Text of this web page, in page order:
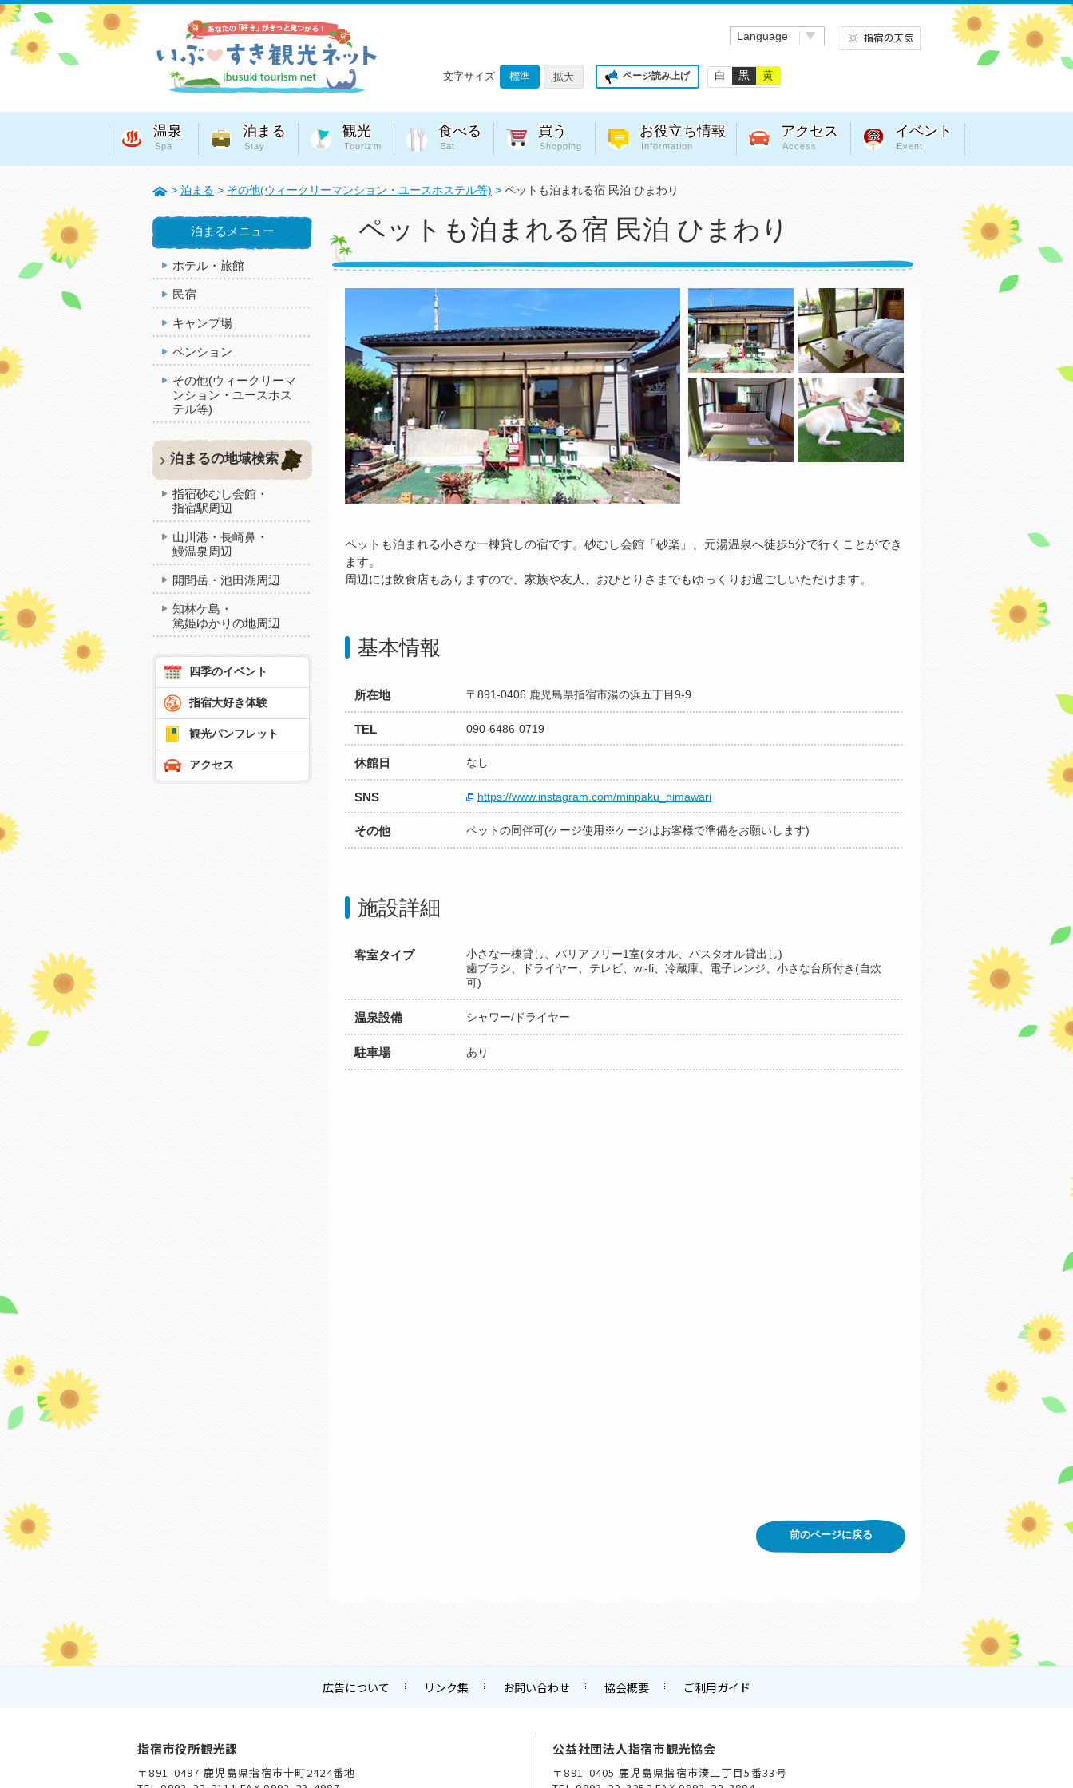
Language
文字サイズ 標準 拡大 ページ読み上げ 白 黒 黄
温泉
Spa
泊まる
Stay
観光
Tourizm
食べる
Eat
買う
Shopping
お役立ち情報
Information
アクセス
Access
イベント
Event
> 泊まる > その他(ウィークリーマンション・ユースホステル等) > ペットも泊まれる宿 民泊 ひまわり
ペットも泊まれる宿 民泊 ひまわり
ペットも泊まれる小さな一棟貸しの宿です。砂むし会館「砂楽」、元湯温泉へ徒歩5分で行くことができ
ます。
周辺には飲食店もありますので、家族や友人、おひとりさまでもゆっくりお過ごしいただけます。
基本情報
所在地 〒891-0406 鹿児島県指宿市湯の浜五丁目9-9
TEL 090-6486-0719
休館日 なし
SNS https://www.instagram.com/minpaku_himawari
その他 ペットの同伴可(ケージ使用※ケージはお客様で準備をお願いします)
施設詳細
客室タイプ
小さな一棟貸し、バリアフリー1室(タオル、バスタオル貸出し)
歯ブラシ、ドライヤー、テレビ、wi-fi、冷蔵庫、電子レンジ、小さな台所付き(自炊
可)
温泉設備 シャワー/ドライヤー
駐車場 あり
前のページに戻る
泊まるメニュー
ホテル・旅館
民宿
キャンプ場
ペンション
その他(ウィークリーマ
ンション・ユースホス
テル等)
泊まるの地域検索
指宿砂むし会館・
指宿駅周辺
山川港・長崎鼻・
鰻温泉周辺
開聞岳・池田湖周辺
知林ケ島・
篤姫ゆかりの地周辺
四季のイベント
指宿大好き体験
観光パンフレット
アクセス
広告について リンク集 お問い合わせ 協会概要 ご利用ガイド
指宿市役所観光課
〒891-0497 鹿児島県指宿市十町2424番地
公益社団法人指宿市観光協会
〒891-0405 鹿児島県指宿市湊二丁目5番33号